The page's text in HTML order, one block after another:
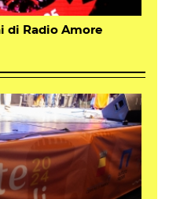
di Radio Amore